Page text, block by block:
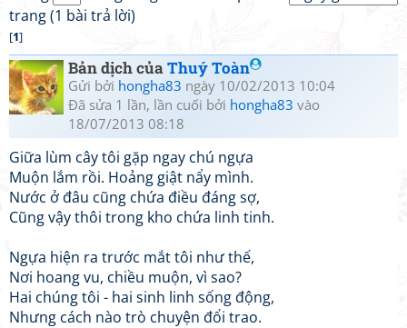
trang (1 bài trả lời)
[1]
Bản dịch củaThuý Toàn
Gửi bởi hongha83 ngày 10/02/2013 10:04
Đã sửa 1 lần, lần cuối bởi hongha83 vào
18/07/2013 08:18
Giữa lùm cây tôi gặp ngay chú ngựa
Muộn lắm rồi. Hoảng giật nẩy mình.
Nước ở đâu cũng chứa điều đáng sợ,
Cũng vậy thôi trong kho chứa linh tinh.
Ngựa hiện ra trước mắt tôi như thế,
Nơi hoang vu, chiều muộn, vì sao?
Hai chúng tôi - hai sinh linh sống động,
Nhưng cách nào trò chuyện đổi trao.